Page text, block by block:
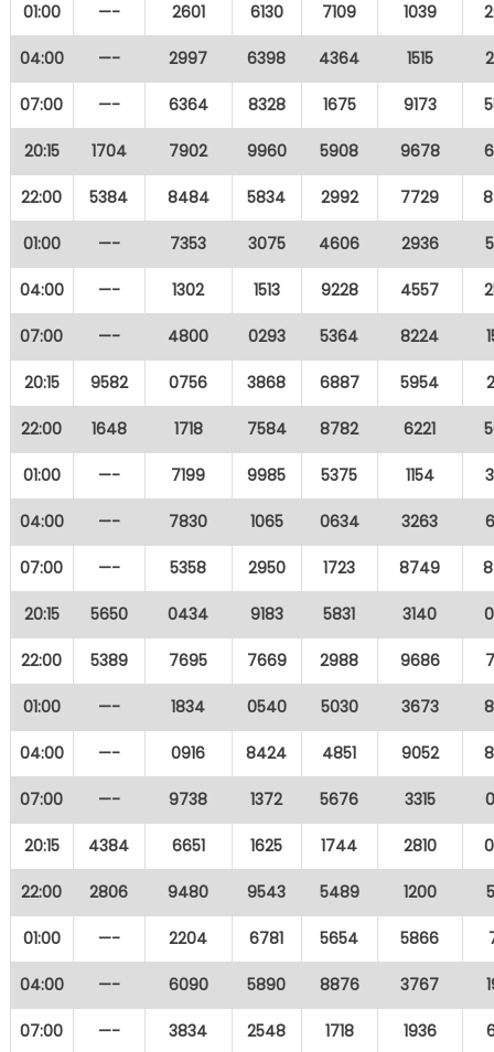
01:00 —- 2601 6130 7109 1039
04:00 —- 2997 6398 4364 1515
07:00 —- 6364 8328 1675 9173
20:15 1704 7902 9960 5908 9678
22:00 5384 8484 5834 2992 7729
01:00 —- 7353 3075 4606 2936
04:00 —- 1302 1513 9228 4557
07:00 —- 4800 0293 5364 8224
20:15 9582 0756 3868 6887 5954
22:00 1648 1718 7584 8782 6221
01:00 —- 7199 9985 5375 1154
04:00 —- 7830 1065 0634 3263
07:00 —- 5358 2950 1723 8749
20:15 5650 0434 9183 5831 3140
22:00 5389 7695 7669 2988 9686
01:00 —- 1834 0540 5030 3673
04:00 —- 0916 8424 4851 9052
07:00 —- 9738 1372 5676 3315
20:15 4384 6651 1625 1744 2810
22:00 2806 9480 9543 5489 1200
01:00 —- 2204 6781 5654 5866
04:00 —- 6090 5890 8876 3767
07:00 —- 3834 2548 1718 1936